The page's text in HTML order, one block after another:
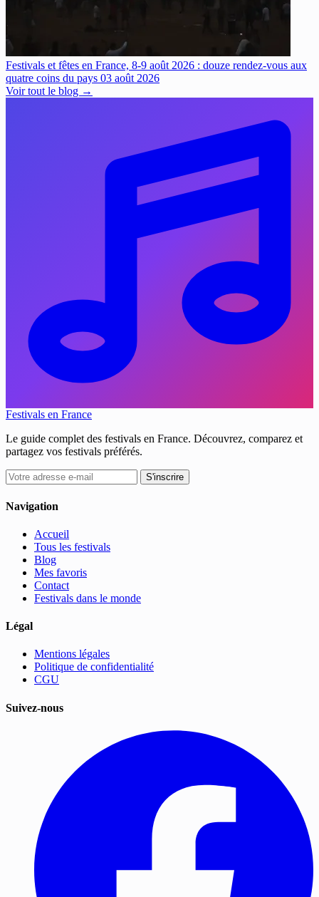
Festivals et fêtes en France, 8-9 août 2026 : douze rendez-vous aux
quatre coins du pays 03 août 2026
Voir tout le blog →
Festivals en France
Le guide complet des festivals en France. Découvrez, comparez et
partagez vos festivals préférés.
S'inscrire
Navigation
Accueil
Tous les festivals
Blog
Mes favoris
Contact
Festivals dans le monde
Légal
Mentions légales
Politique de confidentialité
CGU
Suivez-nous